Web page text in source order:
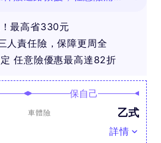
最高省330元
人責任險，保障更周全
任意險優惠最高達82折
保自己
車體險 乙式
詳情